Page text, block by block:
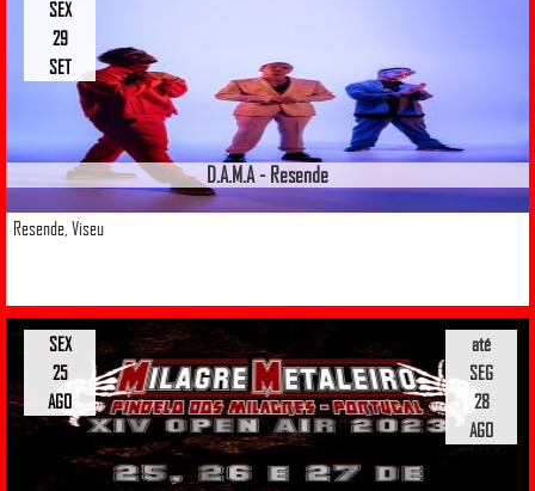
D.A.M.A - Resende
Resende, Viseu
SEX
29
SET
até
SEG
28
AGO
SEX
25
AGO